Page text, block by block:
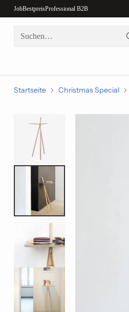
JobBestpreisProfessional B2B
Suchen…
Startseite Christmas Special